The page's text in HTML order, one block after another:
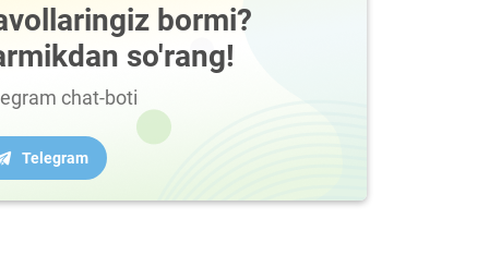
bormi?
so'rang!
chat-boti
Telegram